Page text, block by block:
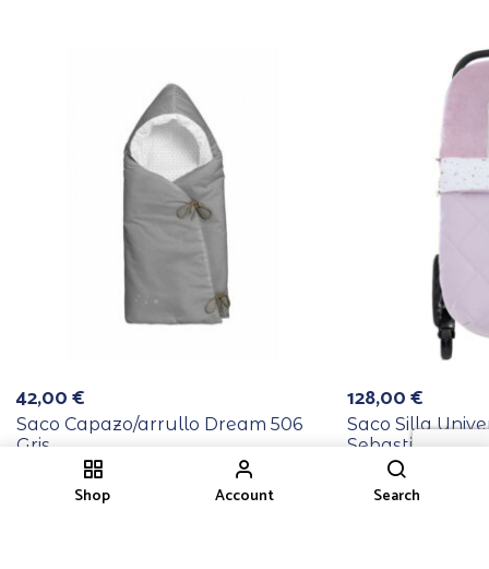
Shop Account Search
42,00€
Saco Capazo/arrullo Dream 506
Gris
128,00€
Saco Silla
Sebastian